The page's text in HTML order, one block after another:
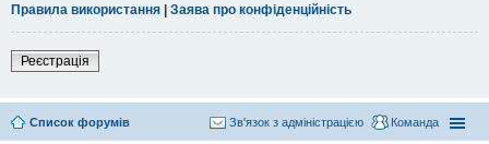
Правила використання | Заява про конфіденційність
Реєстрація
Список форумів Команда
Зв'язок з адміністрацією